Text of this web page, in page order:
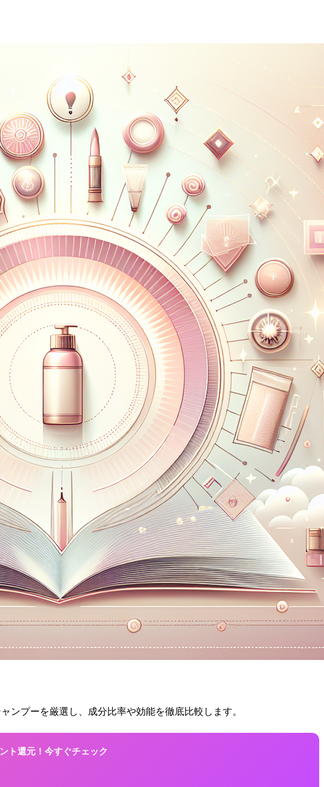
ンプーを厳選し、成分比率や効能を徹底比較します。
ト還元！今すぐチェック